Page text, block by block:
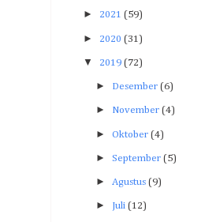
► 2021 (59)
► 2020 (31)
▼ 2019 (72)
► Desember (6)
► November (4)
► Oktober (4)
► September (5)
► Agustus (9)
► Juli (12)